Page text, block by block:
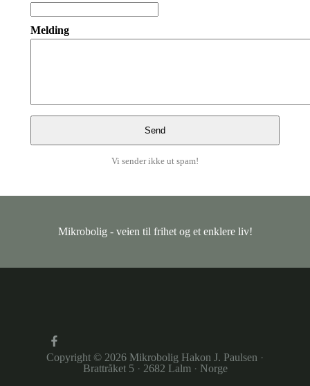
Melding
Vi sender ikke ut spam!
Mikrobolig - veien til frihet og et enklere liv!
Copyright © 2026 Mikrobolig Hakon J. Paulsen ·
Brattråket 5 · 2682 Lalm · Norge